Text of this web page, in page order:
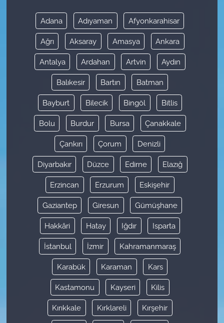
Adana Adıyaman Afyonkarahisar
Ağrı Aksaray Amasya Ankara
Antalya Ardahan Artvin Aydın
Balıkesir Bartın Batman
Bayburt Bilecik Bingöl Bitlis
Bolu Burdur Bursa Çanakkale
Çankırı Çorum Denizli
Diyarbakır Düzce Edirne Elazığ
Erzincan Erzurum Eskişehir
Gaziantep Giresun Gümüşhane
Hakkâri Hatay Iğdır Isparta
İstanbul İzmir Kahramanmaraş
Karabük Karaman Kars
Kastamonu Kayseri Kilis
Kırıkkale Kırklareli Kırşehir